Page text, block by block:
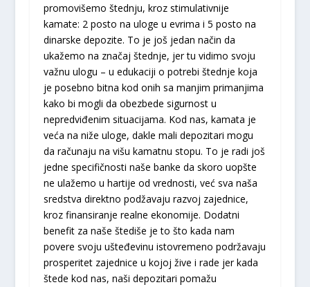
promovišemo štednju, kroz stimulativnije
kamate: 2 posto na uloge u evrima i 5 posto na
dinarske depozite. To je još jedan način da
ukažemo na značaj štednje, jer tu vidimo svoju
važnu ulogu – u edukaciji o potrebi štednje koja
je posebno bitna kod onih sa manjim primanjima
kako bi mogli da obezbede sigurnost u
nepredviđenim situacijama. Kod nas, kamata je
veća na niže uloge, dakle mali depozitari mogu
da računaju na višu kamatnu stopu. To je radi još
jedne specifičnosti naše banke da skoro uopšte
ne ulažemo u hartije od vrednosti, već sva naša
sredstva direktno podžavaju razvoj zajednice,
kroz finansiranje realne ekonomije. Dodatni
benefit za naše štediše je to što kada nam
povere svoju ušteđevinu istovremeno podržavaju
prosperitet zajednice u kojoj žive i rade jer kada
štede kod nas, naši depozitari pomažu